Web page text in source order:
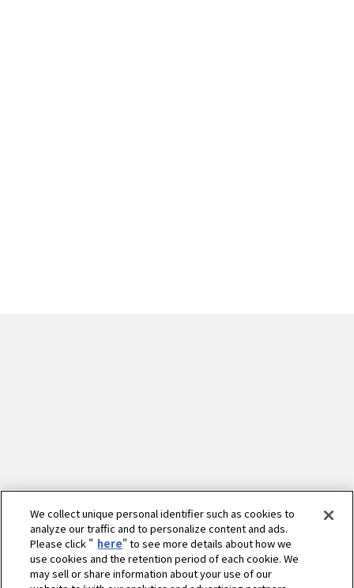
We collect unique personal identifier such as cookies to
analyze our traffic and to personalize content and ads.
Please click " here" to see more details about how we
use cookies and the retention period of each cookie. We
may sell or share information about your use of our